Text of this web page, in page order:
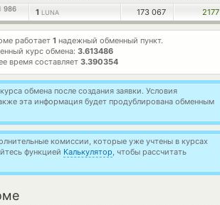
986 1 LUNA 173 067 2177
работает 1 надежный обменный пункт.
курс обмена: 3.613486
время составляет 3.390354
курса обмена после создания заявки. Условия
эта информация будет продублирована обменным
комиссии, которые уже учтены в курсах
функцией Калькулятор, чтобы рассчитать